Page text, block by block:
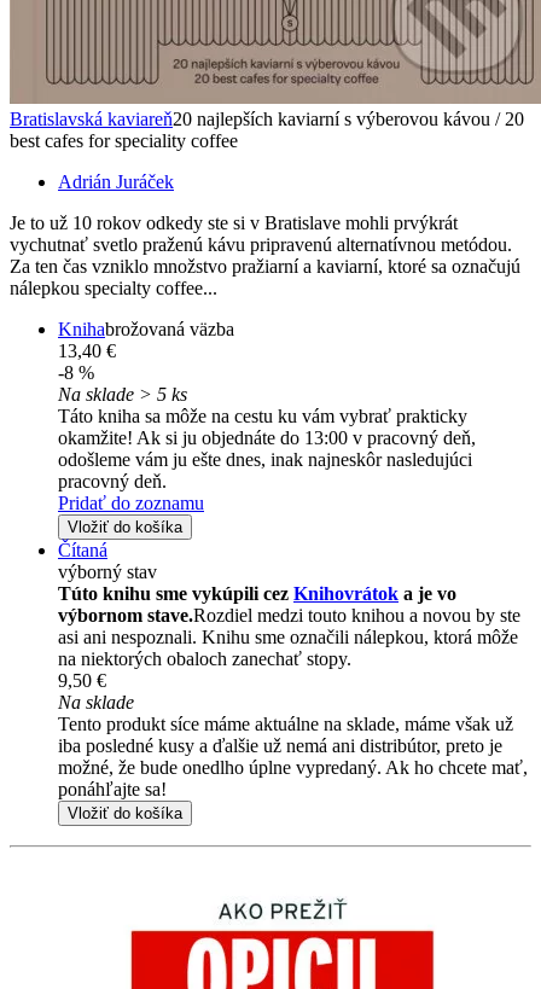
Bratislavská kaviareň20 najlepších kaviarní s výberovou kávou / 20
best cafes for speciality coffee
Adrián Juráček
Je to už 10 rokov odkedy ste si v Bratislave mohli prvýkrát
vychutnať svetlo praženú kávu pripravenú alternatívnou metódou.
Za ten čas vzniklo množstvo pražiarní a kaviarní, ktoré sa označujú
nálepkou specialty coffee...
Knihabrožovaná väzba
13,40 €
-8 %
Na sklade > 5 ks
Táto kniha sa môže na cestu ku vám vybrať prakticky
okamžite! Ak si ju objednáte do 13:00 v pracovný deň,
odošleme vám ju ešte dnes, inak najneskôr nasledujúci
pracovný deň.
Pridať do zoznamu
Vložiť do košíka
Čítaná
výborný stav
Túto knihu sme vykúpili cez Knihovrátok a je vo
výbornom stave.Rozdiel medzi touto knihou a novou by ste
asi ani nespoznali. Knihu sme označili nálepkou, ktorá môže
na niektorých obaloch zanechať stopy.
9,50 €
Na sklade
Tento produkt síce máme aktuálne na sklade, máme však už
iba posledné kusy a ďalšie už nemá ani distribútor, preto je
možné, že bude onedlho úplne vypredaný. Ak ho chcete mať,
ponáhľajte sa!
Vložiť do košíka